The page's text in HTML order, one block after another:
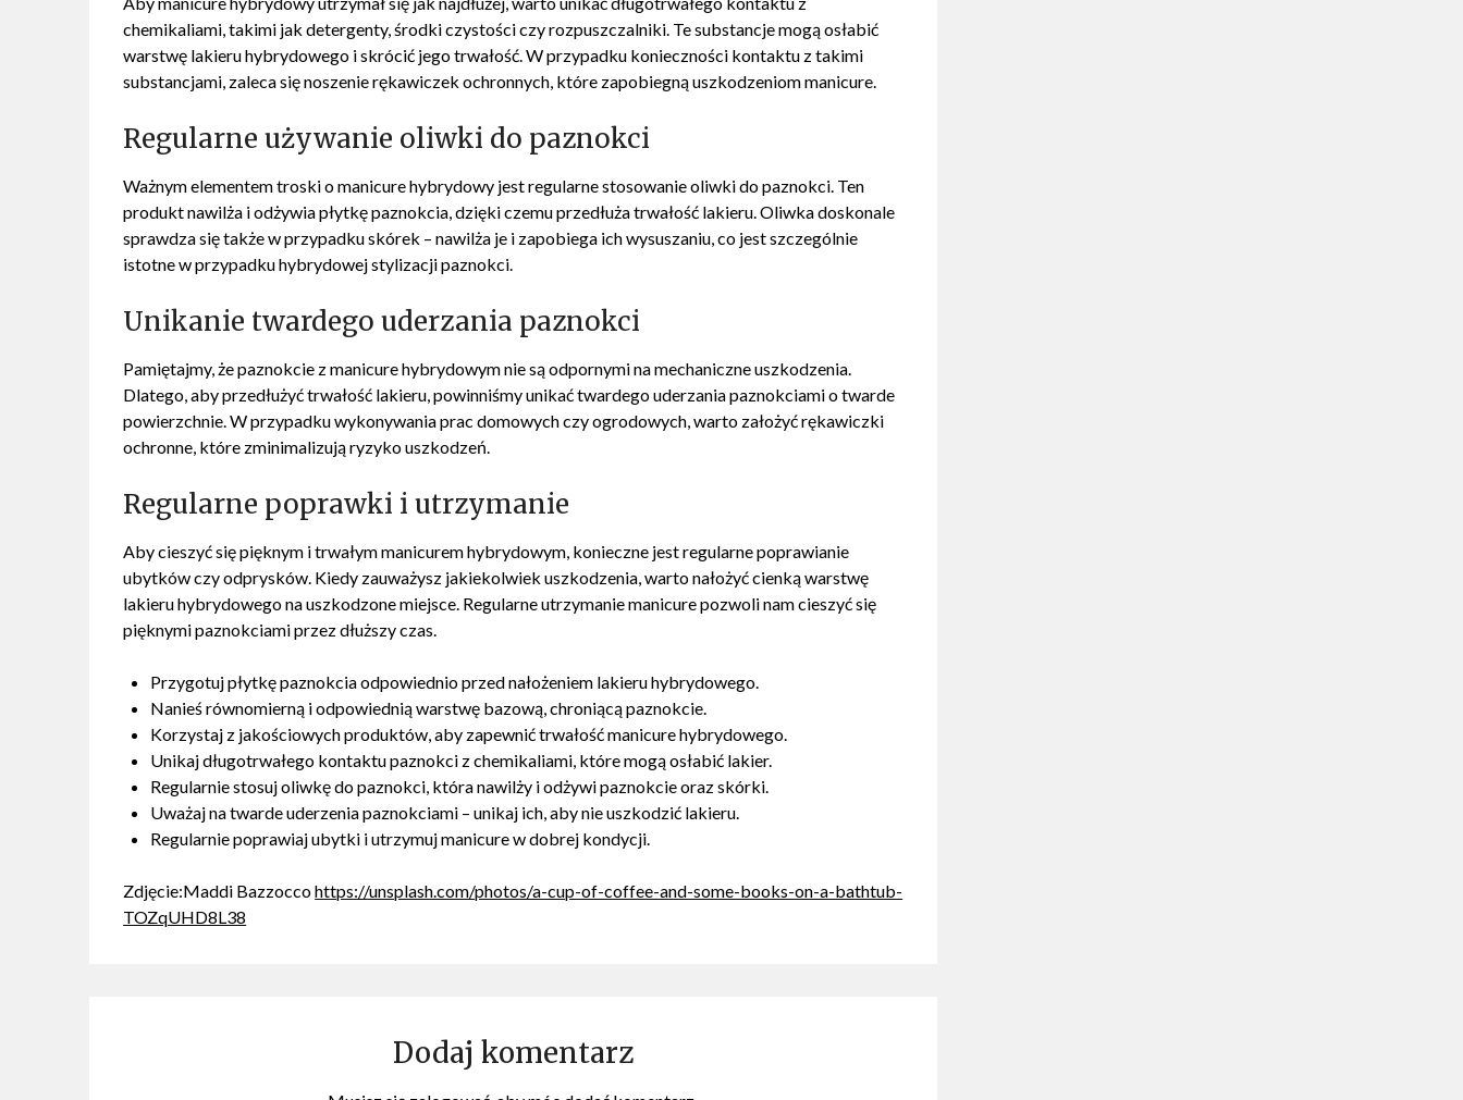
chemikaliami, takimi jak detergenty, środki czystości czy rozpuszczalniki. Te substancje mogą osłabić
warstwę lakieru hybrydowego i skrócić jego trwałość. W przypadku konieczności kontaktu z takimi
substancjami, zaleca się noszenie rękawiczek ochronnych, które zapobiegną uszkodzeniom manicure.
Regularne używanie oliwki do paznokci
Ważnym elementem troski o manicure hybrydowy jest regularne stosowanie oliwki do paznokci. Ten
produkt nawilża i odżywia płytkę paznokcia, dzięki czemu przedłuża trwałość lakieru. Oliwka doskonale
sprawdza się także w przypadku skórek – nawilża je i zapobiega ich wysuszaniu, co jest szczególnie
istotne w przypadku hybrydowej stylizacji paznokci.
Unikanie twardego uderzania paznokci
Pamiętajmy, że paznokcie z manicure hybrydowym nie są odpornymi na mechaniczne uszkodzenia.
Dlatego, aby przedłużyć trwałość lakieru, powinniśmy unikać twardego uderzania paznokciami o twarde
powierzchnie. W przypadku wykonywania prac domowych czy ogrodowych, warto założyć rękawiczki
ochronne, które zminimalizują ryzyko uszkodzeń.
Regularne poprawki i utrzymanie
Aby cieszyć się pięknym i trwałym manicurem hybrydowym, konieczne jest regularne poprawianie
ubytków czy odprysków. Kiedy zauważysz jakiekolwiek uszkodzenia, warto nałożyć cienką warstwę
lakieru hybrydowego na uszkodzone miejsce. Regularne utrzymanie manicure pozwoli nam cieszyć się
pięknymi paznokciami przez dłuższy czas.
Przygotuj płytkę paznokcia odpowiednio przed nałożeniem lakieru hybrydowego.
Nanieś równomierną i odpowiednią warstwę bazową, chroniącą paznokcie.
Korzystaj z jakościowych produktów, aby zapewnić trwałość manicure hybrydowego.
Unikaj długotrwałego kontaktu paznokci z chemikaliami, które mogą osłabić lakier.
Regularnie stosuj oliwkę do paznokci, która nawilży i odżywi paznokcie oraz skórki.
Uważaj na twarde uderzenia paznokciami – unikaj ich, aby nie uszkodzić lakieru.
Regularnie poprawiaj ubytki i utrzymuj manicure w dobrej kondycji.
Zdjęcie:Maddi Bazzoccohttps://unsplash.com/photos/a-cup-of-coffee-and-some-books-on-a-bathtub-
TOZqUHD8L38
Dodaj komentarz